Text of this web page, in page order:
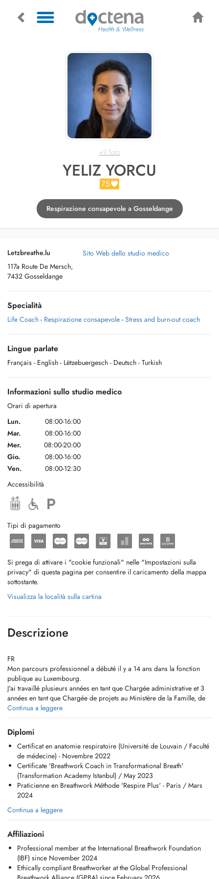
+9 foto
YELIZ YORCU
75
Respirazione consapevole a Gosseldange
Letzbreathe.lu
117a Route De Mersch,
7432 Gosseldange
Sito Web dello studio medico
Specialità
Life Coach - Respirazione consapevole - Stress and burn-out coach
Lingue parlate
Français - English - Lëtzebuergesch - Deutsch - Turkish
Informazioni sullo studio medico
Orari di apertura
Lun.
08:00-16:00
Mar.
08:00-16:00
Mer.
08:00-20:00
Gio.
08:00-16:00
Ven.
08:00-12:30
Accessibilità
Tipi di pagamento
Si prega di attivare i "cookie funzionali" nelle "Impostazioni sulla
privacy" di questa pagina per consentire il caricamento della mappa
sottostante.
Visualizza la località sulla cartina
Descrizione
FR
Mon parcours professionnel a débuté il y a 14 ans dans la fonction
publique au Luxembourg.
J'ai travaillé plusieurs années en tant que Chargée administrative et 3
années en tant que Chargée de projets au Ministère de la Famille, de
l`Intégration et à la Grande Région.
Cependant, ma vie a pris un tournant inattendu après une épreuve de
santé liée à mon deuxième accouchement en 2015. Ce traumatisme
perturbant ma vie quotidienne, m'a incité à entreprendre un voyage
intérieur et à entamer mon chemin dans le développement personnel et
les approches psychocorporelles. C'est alors que j'ai découvert que le
traumatisme physique que j`ai vécu et mes émotions, qui avaient été
enfouies pendant trop longtemps, avaient besoin d'être explorés et
intégrés.
En avril 2022, j'ai expérimenté ma première séance de Breathwork
lors d`un séminaire de deux jours en Turquie, à Istanbul. Une pratique
de respiration consciente, qui a profondément touchée mon âme. J'ai
transformationnelle. Cette expérience a allumé en moi le désir de faire
connaître et de partager la puissance du souffle.
En juin 2022, je me suis formée en Anatomie respiratoire à la Faculté
de médecine de l'Université catholique de Louvain.
En octobre 2022, j'ai approfondi mes compétences en suivant une
Continua a leggere
Diplomi
Certificat en anatomie respiratoire (Université de Louvain / Faculté
de médecine) - Novembre 2022
Certificate 'Breathwork Coach in Transformational Breath'
(Transformation Academy Istanbul) / May 2023
Praticienne en Breathwork Méthode 'Respire Plus' - Paris / Mars
2024
Continua a leggere
Affiliazioni
Professional member at the International Breathwork Foundation
(IBF) since November 2024
Ethically compliant Breathworker at the Global Professional